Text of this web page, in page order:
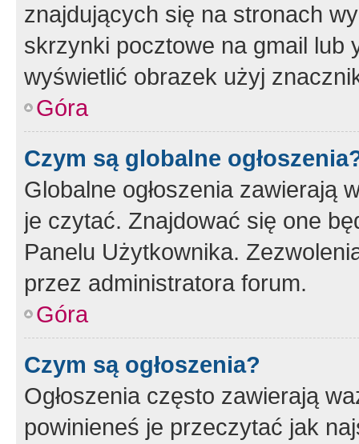
znajdujących się na stronach
skrzynki pocztowe na gmail lub
wyświetlić obrazek użyj
Góra
Czym są globalne
Globalne ogłoszenia zawierają
je czytać. Znajdować się one
Panelu Użytkownika.
przez administratora forum.
Góra
Czym są ogłoszenia?
Ogłoszenia często zawierają
powinieneś je przeczytać jak